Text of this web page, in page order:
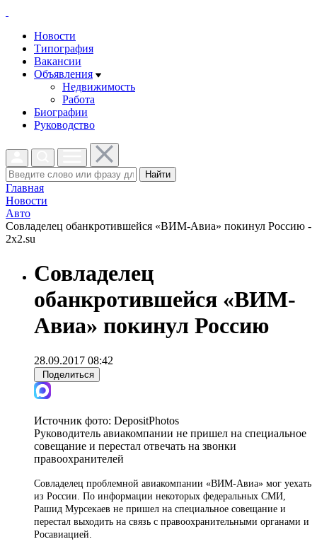
Новости
Типография
Вакансии
Объявления
Недвижимость
Работа
Биографии
Руководство
Найти
Главная
Новости
Авто
Совладелец обанкротившейся «ВИМ-Авиа» покинул Россию -
2x2.su
Совладелец
обанкротившейся «ВИМ-
Авиа» покинул Россию
28.09.2017 08:42
Поделиться
Источник фото: DepositPhotos
Руководитель авиакомпании не пришел на специальное
совещание и перестал отвечать на звонки
правоохранителей
Совладелец проблемной авиакомпании «ВИМ-Авиа» мог уехать
из России. По информации некоторых федеральных СМИ,
Рашид Мурсекаев не пришел на специальное совещание и
перестал выходить на связь с правоохранительными органами и
Росавиацией.